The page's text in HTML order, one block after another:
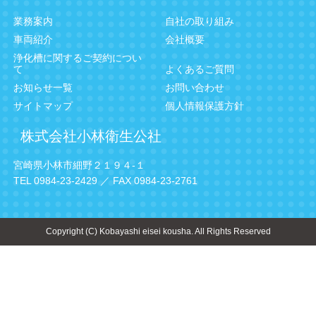
業務案内
自社の取り組み
車両紹介
会社概要
浄化槽に関するご契約につい
て
よくあるご質問
お知らせ一覧
お問い合わせ
サイトマップ
個人情報保護方針
株式会社小林衛生公社
宮崎県小林市細野２１９４-１
TEL 0984-23-2429 ／ FAX 0984-23-2761
Copyright (C) Kobayashi eisei kousha. All Rights Reserved